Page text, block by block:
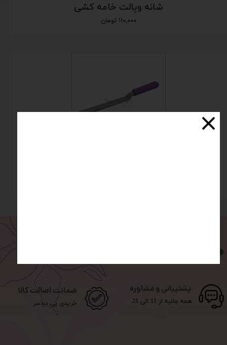
شانه وپالت خامه کشی
۱۱۰,۰۰۰ تومان
پشتیبانی و مشاوره
همه جانبه از 11 الی 21
ضمانت اصالت کالا
خریدی بی دردسر